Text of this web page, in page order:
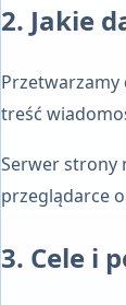
2. Jakie
treść
Serwer strony
przeglądarce
3. Cele i